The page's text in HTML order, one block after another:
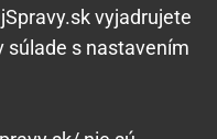
vyjadrujete
súlade s nastavením